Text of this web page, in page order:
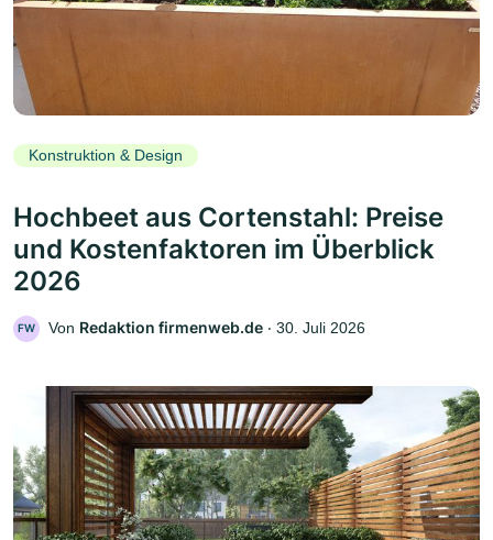
Konstruktion & Design
Hochbeet aus Cortenstahl: Preise
und Kostenfaktoren im Überblick
2026
FW Von Redaktion firmenweb.de ‧ 30. Juli 2026